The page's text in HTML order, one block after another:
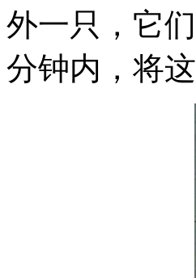
外一只，它
分钟内，将